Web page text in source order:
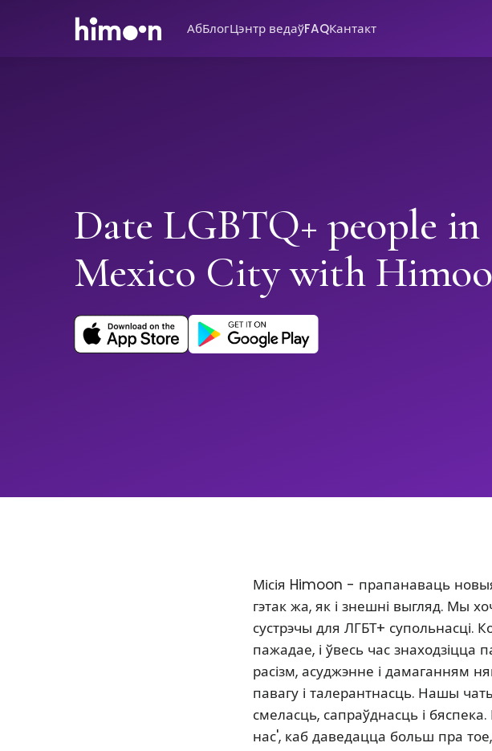
АбБлогЦэнтр ведаўFAQКантакт
Date LGBTQ+ people in
Mexico City with
Місія Himoon - прапанаваць
гэтак жа, як і знешні выгляд. Мы
сустрэчы для ЛГБТ+ супольнасці.
пажадае, і ўвесь час
расізм, асуджэнне і дамаганням
павагу і талерантнасць. Нашы
смеласць, сапраўднасць і
нас', каб даведацца больш пра